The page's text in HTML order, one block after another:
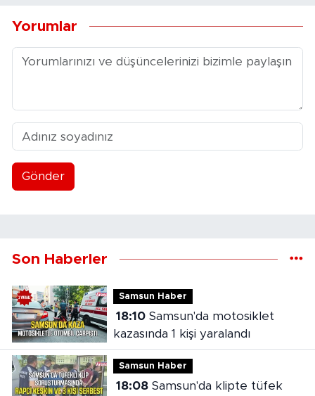
Yorumlar
Gönder
Son Haberler
Samsun Haber
18:10Samsun'da motosiklet
kazasında 1 kişi yaralandı
Samsun Haber
18:08Samsun'da klipte tüfek